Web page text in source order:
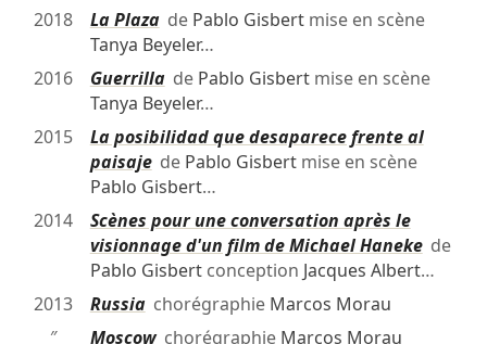
2018
La Plazade Pablo Gisbertmise en scène
Tanya Beyeler…
2016
Guerrillade Pablo Gisbertmise en scène
Tanya Beyeler…
2015
La posibilidad que desaparece frente al
paisajede Pablo Gisbertmise en scène
Pablo Gisbert…
2014
Scènes pour une conversation après le
visionnage d'un film de Michael Hanekede
Pablo Gisbertconception Jacques Albert…
2013
Russiachorégraphie Marcos Morau
″
Moscowchorégraphie Marcos Morau